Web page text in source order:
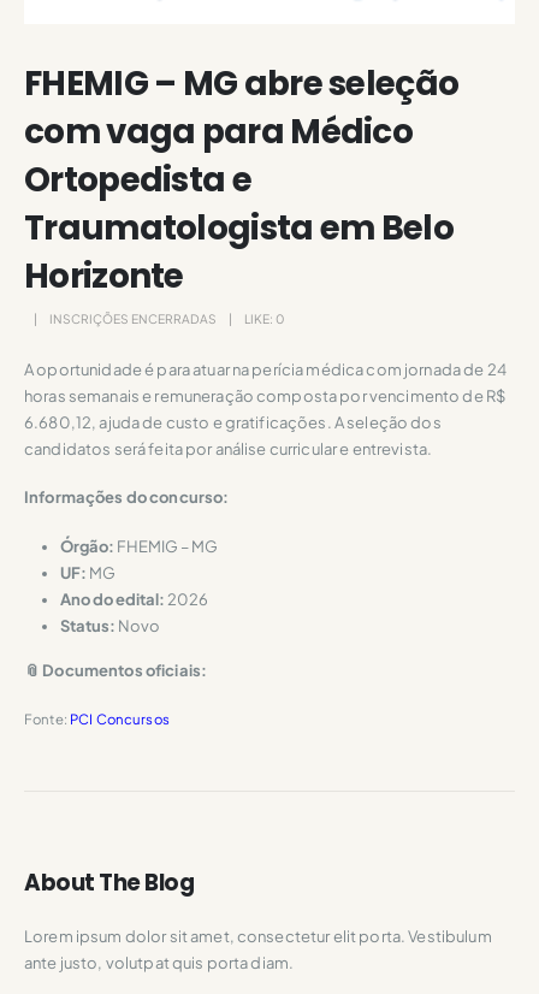
FHEMIG – MG abre seleção
com vaga para Médico
Ortopedista e
Traumatologista em Belo
Horizonte
INSCRIÇÕES ENCERRADAS LIKE: 0
A oportunidade é para atuar na perícia médica com jornada de 24
horas semanais e remuneração composta por vencimento de R$
6.680,12, ajuda de custo e gratificações. A seleção dos
candidatos será feita por análise curricular e entrevista.
Informações do concurso:
Órgão: FHEMIG – MG
UF: MG
Ano do edital: 2026
Status: Novo
📎 Documentos oficiais:
Fonte: PCI Concursos
About The Blog
Lorem ipsum dolor sit amet, consectetur elit porta. Vestibulum
ante justo, volutpat quis porta diam.